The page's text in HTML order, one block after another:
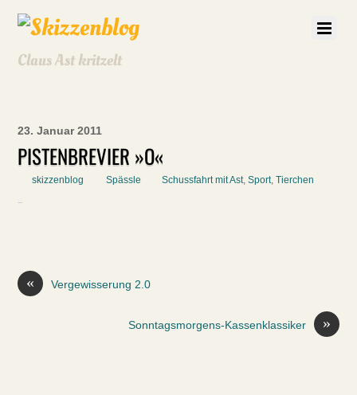
Claus Ast kritzelt
23. Januar 2011
PISTENBREVIER »O«
skizzenblog Spässle Schussfahrt mit Ast,Sport,Tierchen
« Vergewisserung 2.0
»
Sonntagsmorgens-Kassenklassiker